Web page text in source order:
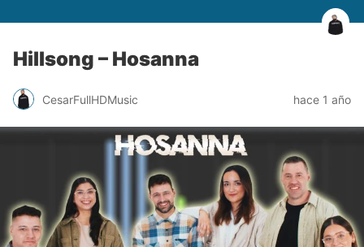
Hillsong – Hosanna
CesarFullHDMusic hace 1 año